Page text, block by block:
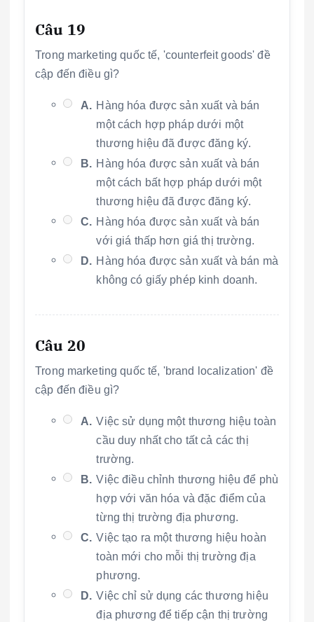
Câu 19
Trong marketing quốc tế, 'counterfeit goods' đề
cập đến điều gì?
A. Hàng hóa được sản xuất và bán
một cách hợp pháp dưới một
thương hiệu đã được đăng ký.
B. Hàng hóa được sản xuất và bán
một cách bất hợp pháp dưới một
thương hiệu đã được đăng ký.
C. Hàng hóa được sản xuất và bán
với giá thấp hơn giá thị trường.
D. Hàng hóa được sản xuất và bán mà
không có giấy phép kinh doanh.
Câu 20
Trong marketing quốc tế, 'brand localization' đề
cập đến điều gì?
A. Việc sử dụng một thương hiệu toàn
cầu duy nhất cho tất cả các thị
trường.
B. Việc điều chỉnh thương hiệu để phù
hợp với văn hóa và đặc điểm của
từng thị trường địa phương.
C. Việc tạo ra một thương hiệu hoàn
toàn mới cho mỗi thị trường địa
phương.
D. Việc chỉ sử dụng các thương hiệu
địa phương để tiếp cận thị trường